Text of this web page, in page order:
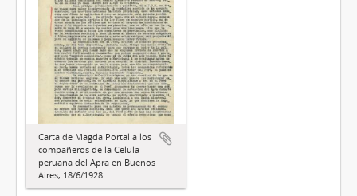
Carta de Magda Portal a los
compañeros de la Célula
peruana del Apra en Buenos
Aires, 18/6/1928